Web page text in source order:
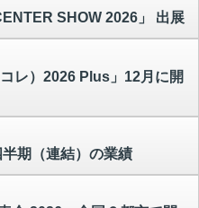
SHOW 2026」 出展
レ）2026 Plus」12月に開
期（連結）の業績